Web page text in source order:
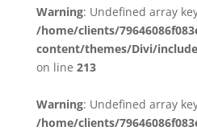
Warning: Undefined array
/home/clients/
content/themes/Divi/
on line 213
Warning: Undefined array
/home/clients/